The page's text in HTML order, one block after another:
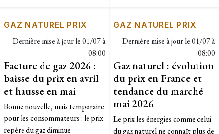
GAZ NATUREL PRIX
Dernière mise à jour le01/07 à
08:00
Facture de gaz 2026 :
baisse du prix en avril
et hausse en mai
Bonne nouvelle, mais temporaire
pour les consommateurs : le prix
repère du gaz diminue
GAZ NATUREL PRIX
Dernière mise à jour le01/07 à
08:00
Gaz naturel : évolution
du prix en France et
tendance du marché
mai 2026
Le prix les énergies comme celui
du gaz naturel ne connaît plus de